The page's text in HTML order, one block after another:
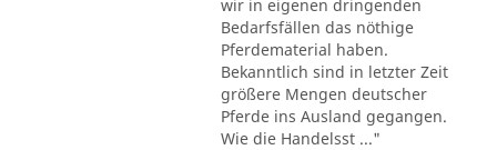
wir in eigenen dringenden
Bedarfsfällen das nöthige
Pferdematerial haben.
Bekanntlich sind in letzter Zeit
größere Mengen deutscher
Pferde ins Ausland gegangen.
Wie die Handelsst ..."